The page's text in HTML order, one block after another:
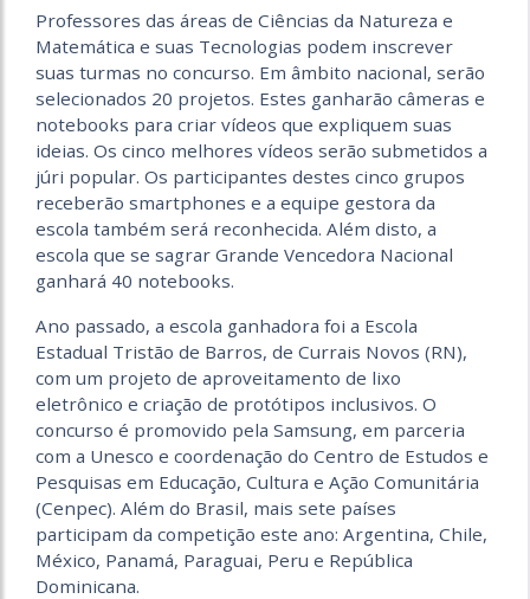
Professores das áreas de Ciências da Natureza e
Matemática e suas Tecnologias podem inscrever
suas turmas no concurso. Em âmbito nacional, serão
selecionados 20 projetos. Estes ganharão câmeras e
notebooks para criar vídeos que expliquem suas
ideias. Os cinco melhores vídeos serão submetidos a
júri popular. Os participantes destes cinco grupos
receberão smartphones e a equipe gestora da
escola também será reconhecida. Além disto, a
escola que se sagrar Grande Vencedora Nacional
ganhará 40 notebooks.
Ano passado, a escola ganhadora foi a Escola
Estadual Tristão de Barros, de Currais Novos (RN),
com um projeto de aproveitamento de lixo
eletrônico e criação de protótipos inclusivos. O
concurso é promovido pela Samsung, em parceria
com a Unesco e coordenação do Centro de Estudos e
Pesquisas em Educação, Cultura e Ação Comunitária
(Cenpec). Além do Brasil, mais sete países
participam da competição este ano: Argentina, Chile,
México, Panamá, Paraguai, Peru e República
Dominicana.